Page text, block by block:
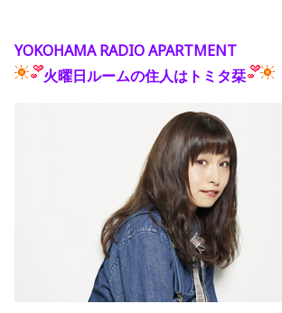
YOKOHAMA RADIO APARTMENT
火曜日ルームの住人はトミタ栞